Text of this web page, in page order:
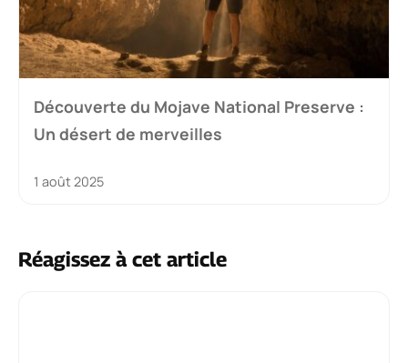
Découverte du Mojave National Preserve :
Un désert de merveilles
1 août 2025
Réagissez à cet article